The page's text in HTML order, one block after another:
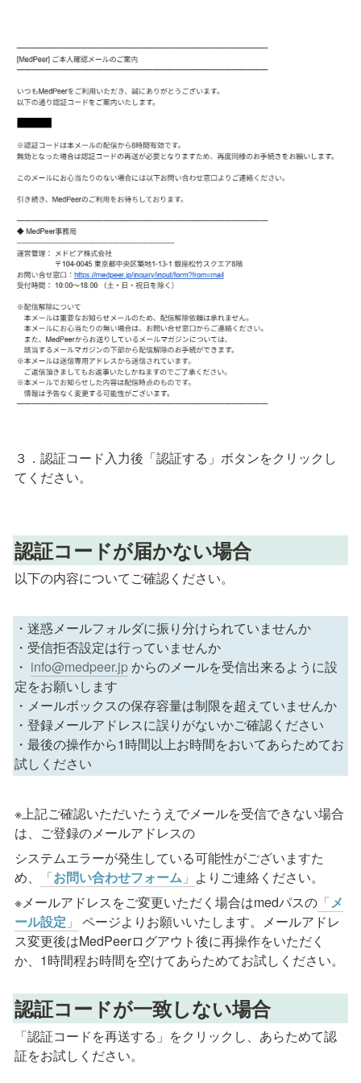
３．認証コード入力後「認証する」ボタンをクリックし
てください。
認証コードが届かない場合
以下の内容についてご確認ください。
・迷惑メールフォルダに振り分けられていませんか
・受信拒否設定は行っていませんか
・ info@medpeer.jp からのメールを受信出来るように設
定をお願いします
・メールボックスの保存容量は制限を超えていませんか
・登録メールアドレスに誤りがないかご確認ください
・最後の操作から1時間以上お時間をおいてあらためてお
試しください
※上記ご確認いただいたうえでメールを受信できない場合
は、ご登録のメールアドレスの
システムエラーが発生している可能性がございますた
め、
「お問い合わせフォーム 」 よりご連絡ください。
※メールアドレスをご変更いただく場合はmedパスの 「メ
ール設定 」 ページよりお願いいたします。メールアドレ
ス変更後はMedPeerログアウト後に再操作をいただく
か、1時間程お時間を空けてあらためてお試しください。
認証コードが一致しない場合
「認証コードを再送する」をクリックし、あらためて認
証をお試しください。